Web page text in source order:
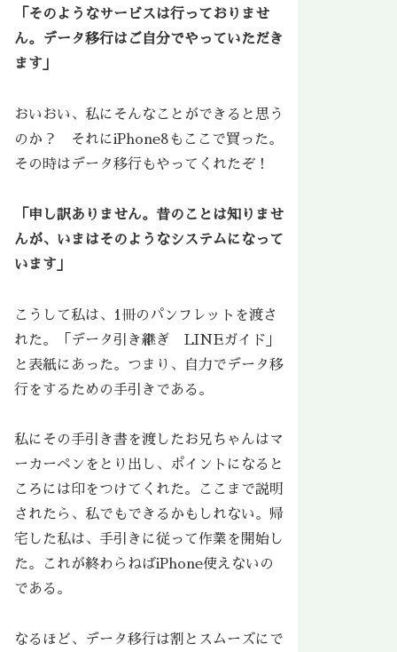
「そのようなサービスは行っておりませ
ん。データ移行はご自分でやっていただき
ます」
おいおい、私にそんなことができると思う
のか？ それにiPhone8もここで買った。
その時はデータ移行もやってくれたぞ！
「申し訳ありません。昔のことは知りませ
んが、いまはそのようなシステムになって
います」
こうして私は、1冊のパンフレットを渡さ
れた。「データ引き継ぎ LINEガイド」
と表紙にあった。つまり、自力でデータ移
行をするための手引きである。
私にその手引き書を渡したお兄ちゃんはマ
ーカーペンをとり出し、ポイントになると
ころには印をつけてくれた。ここまで説明
されたら、私でもできるかもしれない。帰
宅した私は、手引きに従って作業を開始し
た。これが終わらねばiPhone使えないの
である。
なるほど、データ移行は割とスムーズにで